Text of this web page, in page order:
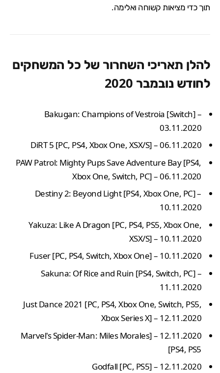
תוך כדי מציאות קשוחה ואלימה.
להלן תאריכי השחרור של כל המשחקים
לחודש נובמבר 2020
Bakugan: Champions of Vestroia [Switch] –
03.11.2020
06.11.2020 – [DiRT 5 [PC, PS4, Xbox One, XSX/S
PAW Patrol: Mighty Pups Save Adventure Bay [PS4,
Xbox One, Switch, PC] – 06.11.2020
Destiny 2: Beyond Light [PS4, Xbox One, PC] –
10.11.2020
Yakuza: Like A Dragon [PC, PS4, PS5, Xbox One,
XSX/S] – 10.11.2020
Fuser [PC, PS4, Switch, Xbox One] – 10.11.2020
Sakuna: Of Rice and Ruin [PS4, Switch, PC] –
11.11.2020
Just Dance 2021 [PC, PS4, Xbox One, Switch, PS5,
Xbox Series X] – 12.11.2020
12.11.2020 – [
Marvel's Spider-Man: Miles Morales
[PS4, PS5
12.11.2020 – [
Godfall [PC, PS5